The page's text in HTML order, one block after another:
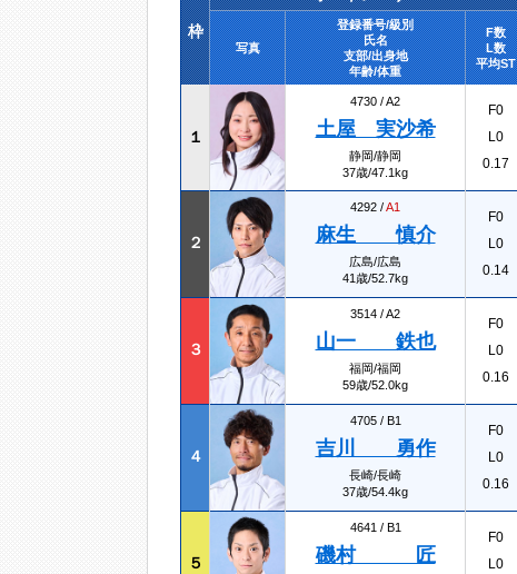
枠
写真
登録番号/級別
氏名
支部/出身地
年齢/体重
F数
L数
平均ST
１
4730 /A2
土屋 実沙希
静岡/静岡
37歳/47.1kg
F0
L0
0.17
２
4292 /A1
麻生 慎介
広島/広島
41歳/52.7kg
F0
L0
0.14
３
3514 /A2
山一 鉄也
福岡/福岡
59歳/52.0kg
F0
L0
0.16
４
4705 / B1
吉川 勇作
長崎/長崎
37歳/54.4kg
F0
L0
0.16
５
4641 / B1
磯村 匠
F0
L0